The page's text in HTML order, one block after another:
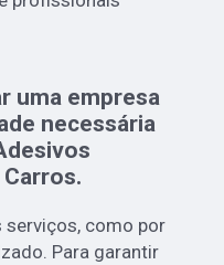
uma empresa
necessária
como por
Para garantir